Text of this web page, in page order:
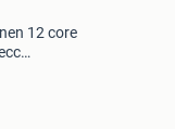
12 core